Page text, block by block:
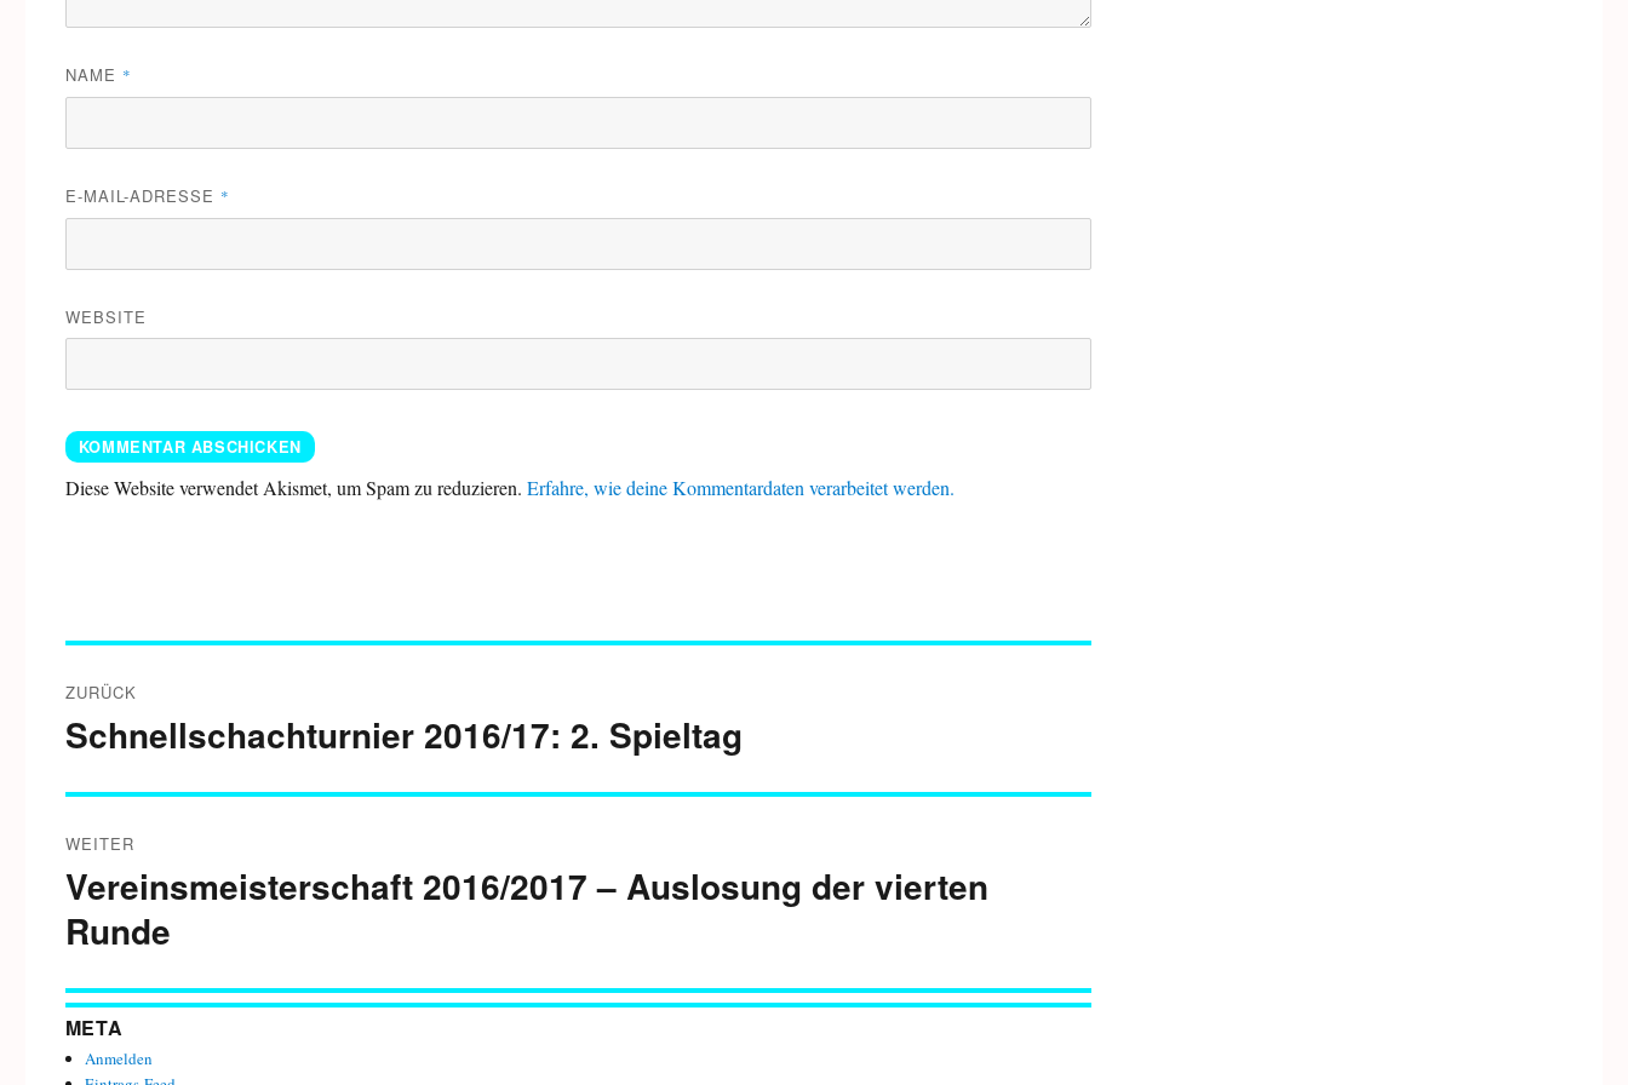
NAME *
E-MAIL-ADRESSE *
WEBSITE
Diese Website verwendet Akismet, um Spam zu reduzieren. Erfahre, wie deine Kommentardaten verarbeitet werden.
ZURÜCK
Vorheriger
Schnellschachturnier 2016/17: 2. Spieltag
WEITER
Nächster
Beitrag:
Vereinsmeisterschaft 2016/2017 – Auslosung der vierten
Runde
META
Anmelden